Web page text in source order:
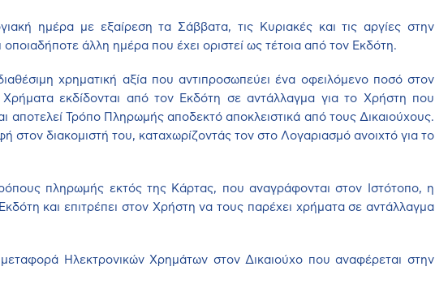
ημέρα με εξαίρεση τα Σάββατα, τις Κυριακές και τις αργίες στην
άλλη ημέρα που έχει οριστεί ως τέτοια από τον Εκδότη.
χρηματική αξία που αντιπροσωπεύει ένα οφειλόμενο ποσό στον
εκδίδονται από τον Εκδότη σε αντάλλαγμα για το Χρήστη που
αποτελεί Τρόπο Πληρωμής αποδεκτό αποκλειστικά από τους Δικαιούχους.
στον διακομιστή του, καταχωρίζοντάς τον στο Λογαριασμό ανοιχτό για το
πληρωμής εκτός της Κάρτας, που αναγράφονται στον Ιστότοπο, η
και επιτρέπει στον Χρήστη να τους παρέχει χρήματα σε αντάλλαγμα
Ηλεκτρονικών Χρημάτων στον Δικαιούχο που αναφέρεται στην